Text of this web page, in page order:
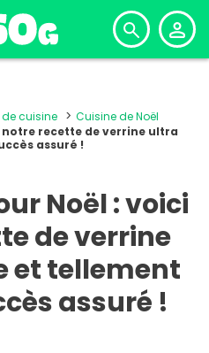
cuisine
Cuisine de Noël
recette de verrine ultra
assuré !
Noël : voici
de verrine
et tellement
assuré !